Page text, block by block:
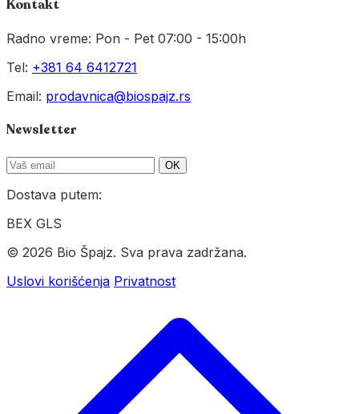
Kontakt
Radno vreme: Pon - Pet 07:00 - 15:00h
Tel: +381 64 6412721
Email: prodavnica@biospajz.rs
Newsletter
OK
Dostava putem:
BEX GLS
© 2026 Bio Špajz. Sva prava zadržana.
Uslovi korišćenja Privatnost